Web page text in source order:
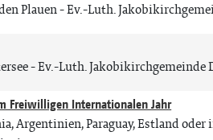
Plauen Ev.-Luth.
Ev.-Luth. Jakobikirchgemeinde
Freiwilligen Internationalen Jahr
Argentinien, Paraguay, Estland oder